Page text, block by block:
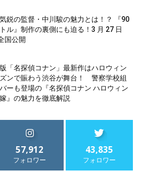
鋭の監督・中川駿の魅力とは！？ 『90
ル』制作の裏側にも迫る！3 月 27 日
国公開
「名探偵コナン」最新作はハロウィン
ンで賑わう渋谷が舞台！ 警察学校組
ーも登場の『名探偵コナン ハロウィン
』の魅力を徹底解説
57,912
フォロワー
43,835
フォロワー